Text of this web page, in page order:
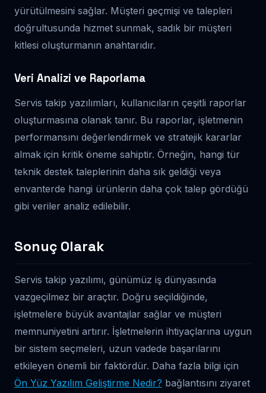
yürütülmesini sağlar. Müşteri geçmişi ve talepleri
doğrultusunda hizmet sunmak, sadık bir müşteri
kitlesi oluşturmanın anahtarıdır.
Veri Analizi ve Raporlama
Servis takip yazılımları, kullanıcıların çeşitli raporlar
oluşturmasına olanak tanır. Bu raporlar, işletmenin
performansını değerlendirmek ve stratejik kararlar
almak için kritik öneme sahiptir. Örneğin, hangi tür
teknik destek taleplerinin daha sık geldiği veya
envanterde hangi ürünlerin daha çok talep gördüğü
gibi veriler analiz edilebilir.
Sonuç Olarak
Servis takip yazılımı, günümüz iş dünyasında
vazgeçilmez bir araçtır. Doğru seçildiğinde,
işletmelere büyük avantajlar sağlar ve müşteri
memnuniyetini artırır. İşletmelerin ihtiyaçlarına uygun
bir sistem seçmeleri, uzun vadede başarılarını
etkileyen önemli bir faktördür. Daha fazla bilgi için
Ön Yüz Yazılım Geliştirme Nedir? bağlantısını ziyaret